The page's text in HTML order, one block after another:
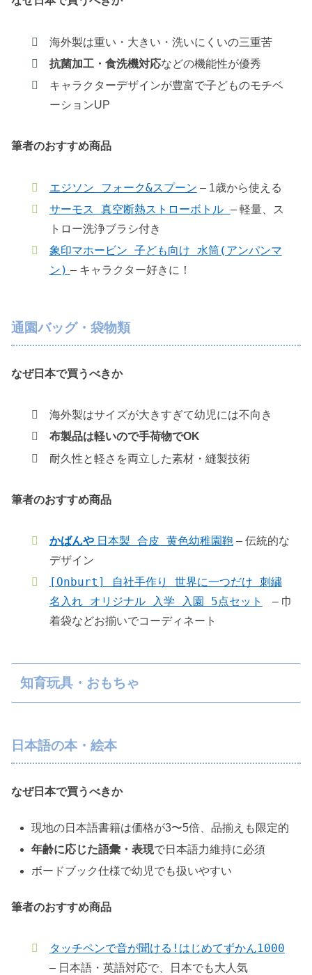
海外製は重い・大きい・洗いにくいの三重苦
抗菌加工・食洗機対応などの機能性が優秀
キャラクターデザインが豊富で子どものモチベ
ーションUP
筆者のおすすめ商品
エジソン フォーク&スプーン – 1歳から使える
サーモス 真空断熱ストローボトル – 軽量、ス
トロー洗浄ブラシ付き
象印マホービン 子ども向け 水筒(アンパンマ
ン) – キャラクター好きに！
通園バッグ・袋物類
なぜ日本で買うべきか
海外製はサイズが大きすぎて幼児には不向き
布製品は軽いので手荷物でOK
耐久性と軽さを両立した素材・縫製技術
筆者のおすすめ商品
かばんや 日本製 合皮 黄色幼稚園鞄 – 伝統的な
デザイン
[Onburt] 自社手作り 世界に一つだけ 刺繍
名入れ オリジナル 入学 入園 5点セット
– 巾
着袋などお揃いでコーディネート
知育玩具・おもちゃ
日本語の本・絵本
なぜ日本で買うべきか
現地の日本語書籍は価格が3〜5倍、品揃えも限定的
年齢に応じた語彙・表現で日本語力維持に必須
ボードブック仕様で幼児でも扱いやすい
筆者のおすすめ商品
タッチペンで音が聞ける!はじめてずかん1000
– 日本語・英語対応で、日本でも大人気